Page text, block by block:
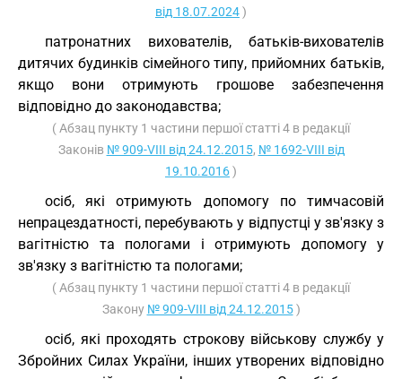
від 18.07.2024)
патронатних вихователів, батьків-вихователів
дитячих будинків сімейного типу, прийомних батьків,
якщо вони отримують грошове забезпечення
відповідно до законодавства;
( Абзац пункту 1 частини першої статті 4 в редакції
Законів № 909-VIII від 24.12.2015, № 1692-VIII від
19.10.2016)
осіб, які отримують допомогу по тимчасовій
непрацездатності, перебувають у відпустці у зв'язку з
вагітністю та пологами і отримують допомогу у
зв'язку з вагітністю та пологами;
( Абзац пункту 1 частини першої статті 4 в редакції
Закону № 909-VIII від 24.12.2015)
осіб, які проходять строкову військову службу у
Збройних Силах України, інших утворених відповідно